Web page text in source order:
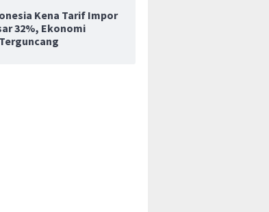
Kena Tarif Impor
32%, Ekonomi